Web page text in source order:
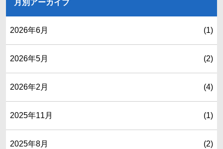
月別アーカイブ
2026年6月 (1)
2026年5月 (2)
2026年2月 (4)
2025年11月 (1)
2025年8月 (2)